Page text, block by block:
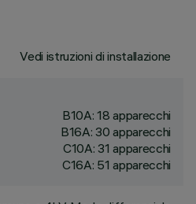
Vedi istruzioni di installazione
B10A: 18 apparecchi
B16A: 30 apparecchi
C10A: 31 apparecchi
C16A: 51 apparecchi